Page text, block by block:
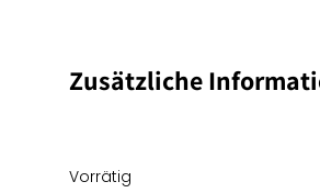
Zusätzliche
Vorrätig